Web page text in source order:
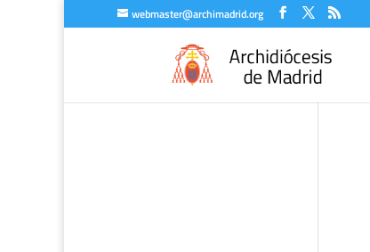
webmaster@archimadrid.org